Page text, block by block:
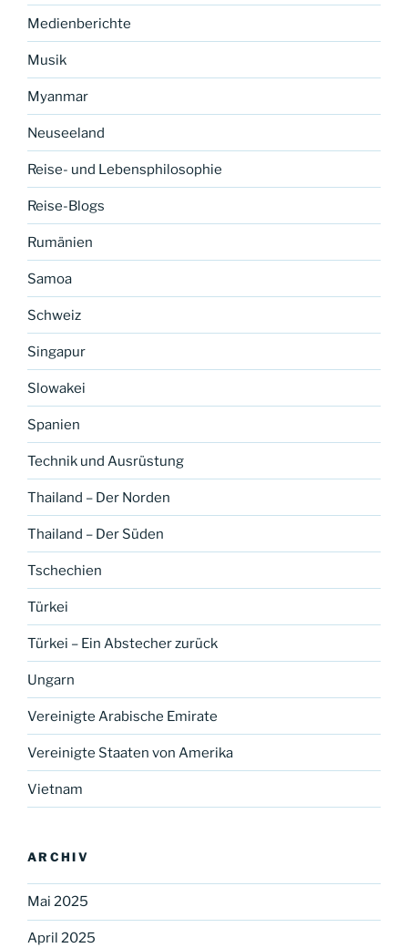
Medienberichte
Musik
Myanmar
Neuseeland
Reise- und Lebensphilosophie
Reise-Blogs
Rumänien
Samoa
Schweiz
Singapur
Slowakei
Spanien
Technik und Ausrüstung
Thailand – Der Norden
Thailand – Der Süden
Tschechien
Türkei
Türkei – Ein Abstecher zurück
Ungarn
Vereinigte Arabische Emirate
Vereinigte Staaten von Amerika
Vietnam
ARCHIV
Mai 2025
April 2025